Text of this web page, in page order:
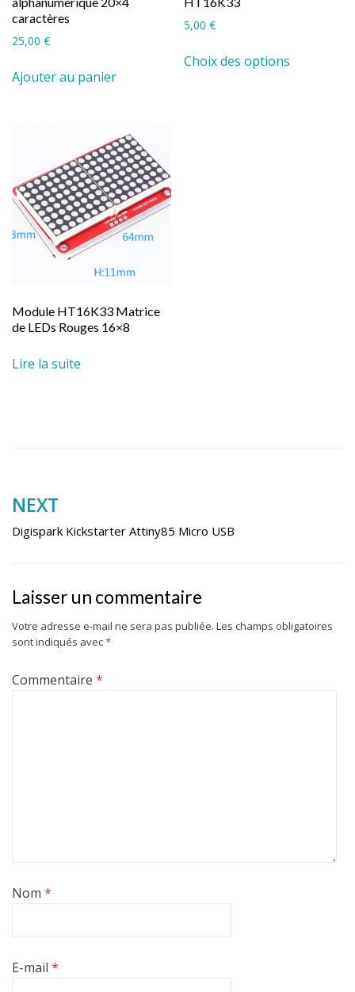
caractères
25,00 €
Ajouter au panier
5,00€
Choix des options
Module HT16K33 Matrice
de LEDs Rouges 16×8
Lire la suite
de
l’article
NEXT
Digispark Kickstarter Attiny85 Micro USB
Laisser un commentaire
Votre adresse e-mail ne sera pas publiée. Les champs obligatoires
sont indiqués avec*
Commentaire *
Nom *
E-mail *